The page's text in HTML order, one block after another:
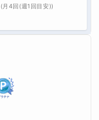
(月4回(週1回目安))